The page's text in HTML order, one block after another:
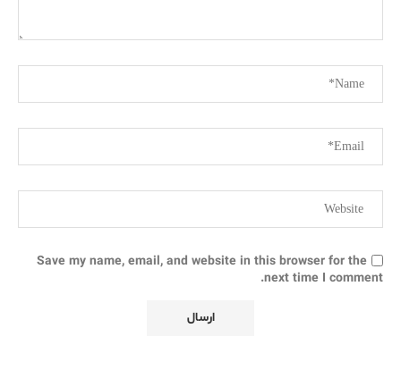
Save my name, email, and website in this browser for the
next time I comment.